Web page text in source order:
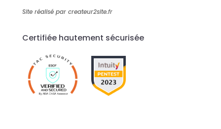
Site réalisé par createur2site.fr
Certifiée hautement sécurisée